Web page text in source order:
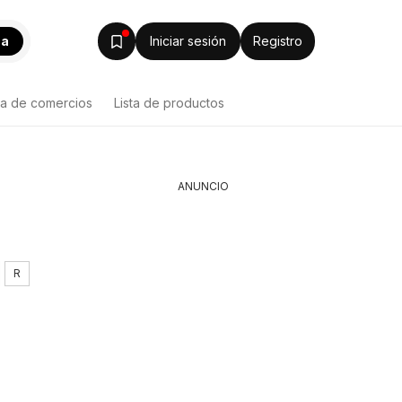
Iniciar sesión Registro
de comercios Lista de productos
R
ANUNCIO